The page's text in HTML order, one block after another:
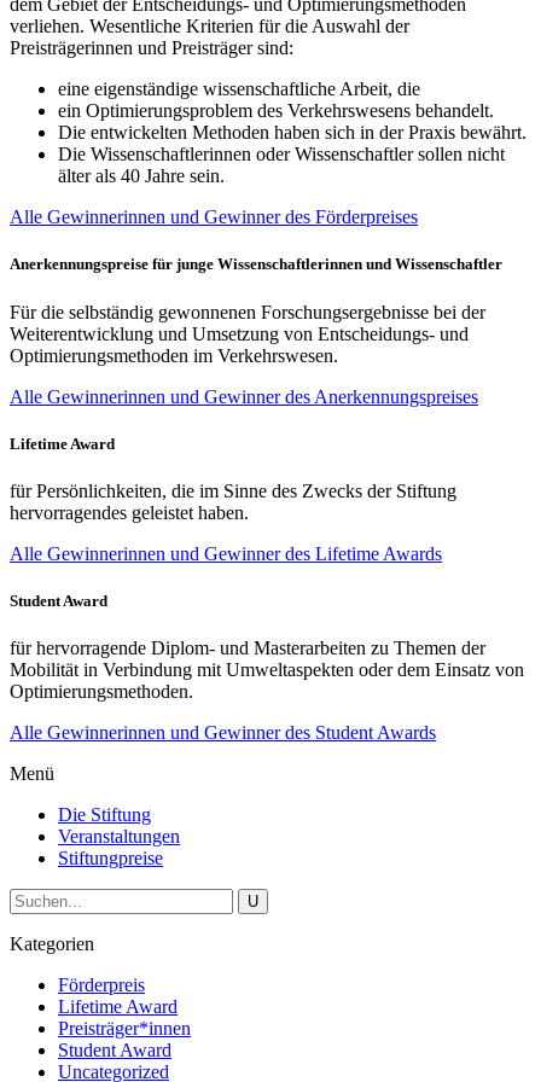
dem Gebiet der Entscheidungs- und Optimierungsmethoden
verliehen. Wesentliche Kriterien für die Auswahl der
Preisträgerinnen und Preisträger sind:
eine eigenständige wissenschaftliche Arbeit, die
ein Optimierungsproblem des Verkehrswesens behandelt.
Die entwickelten Methoden haben sich in der Praxis bewährt.
Die Wissenschaftlerinnen oder Wissenschaftler sollen nicht
älter als 40 Jahre sein.
Alle Gewinnerinnen und Gewinner des Förderpreises
Anerkennungspreise für junge Wissenschaftlerinnen und Wissenschaftler
Für die selbständig gewonnenen Forschungsergebnisse bei der
Weiterentwicklung und Umsetzung von Entscheidungs- und
Optimierungsmethoden im Verkehrswesen.
Alle Gewinnerinnen und Gewinner des Anerkennungspreises
Lifetime Award
für Persönlichkeiten, die im Sinne des Zwecks der Stiftung
hervorragendes geleistet haben.
Alle Gewinnerinnen und Gewinner des Lifetime Awards
Student Award
für hervorragende Diplom- und Masterarbeiten zu Themen der
Mobilität in Verbindung mit Umweltaspekten oder dem Einsatz von
Optimierungsmethoden.
Alle Gewinnerinnen und Gewinner des Student Awards
Menü
Die Stiftung
Veranstaltungen
Stiftungpreise
Kategorien
Förderpreis
Lifetime Award
Preisträger*innen
Student Award
Uncategorized